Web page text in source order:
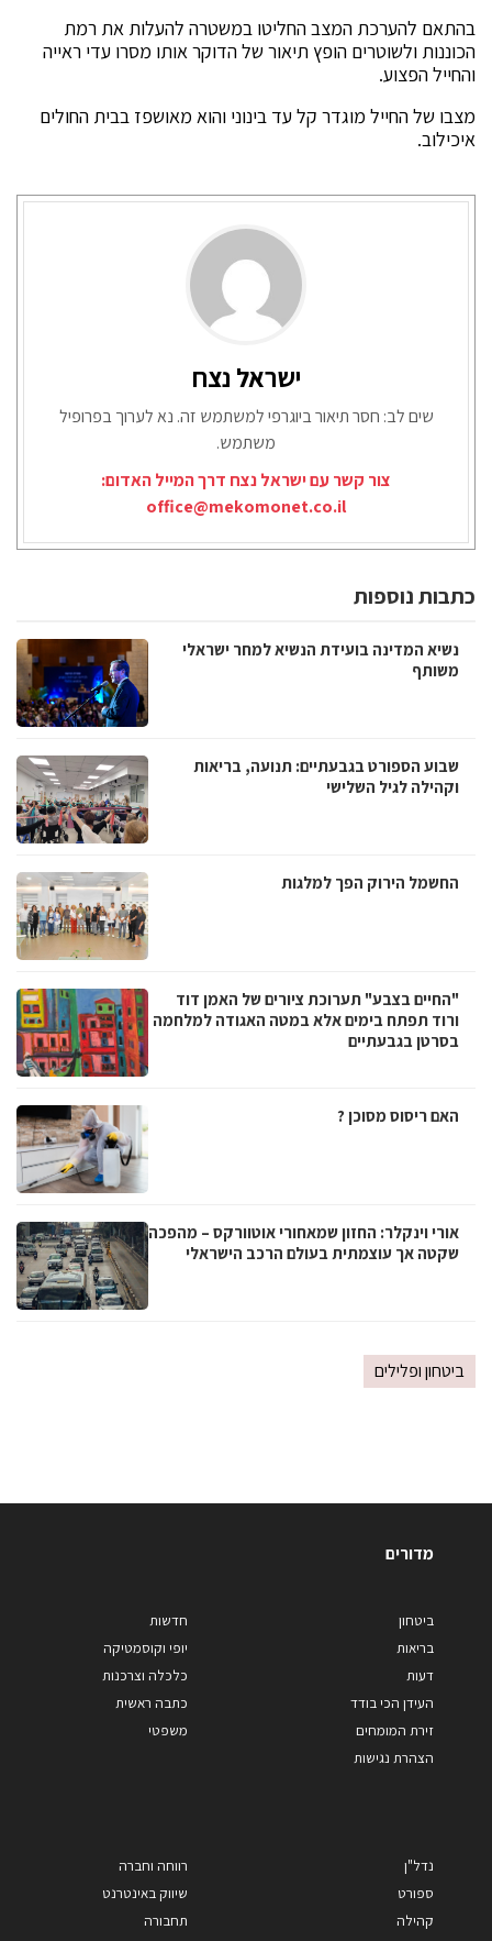
בהתאם להערכת המצב החליטו במשטרה להעלות את רמת
הכוננות ולשוטרים הופץ תיאור של הדוקר אותו מסרו עדי ראייה
והחייל הפצוע.
מצבו של החייל מוגדר קל עד בינוני והוא מאושפז בבית החולים
איכילוב.
ישראל נצח
שים לב: חסר תיאור ביוגרפי למשתמש זה. נא לערוך בפרופיל
משתמש.
צור קשר עם ישראל נצח דרך המייל האדום:
office@mekomonet.co.il
כתבות נוספות
נשיא המדינה בועידת הנשיא למחר ישראלי
משותף
שבוע הספורט בגבעתיים: תנועה, בריאות
וקהילה לגיל השלישי
החשמל הירוק הפך למלגות
"החיים בצבע" תערוכת ציורים של האמן דוד
ורוד תפתח בימים אלא במטה האגודה למלחמה
בסרטן בגבעתיים
האם ריסוס מסוכן ?
אורי וינקלר: החזון שמאחורי אוטוורקס – מהפכה
שקטה אך עוצמתית בעולם הרכב הישראלי
ביטחון ופלילים
מדורים
ביטחון
בריאות
דעות
העידן הכי בודד
זירת המומחים
הצהרת נגישות
חדשות
יופי וקוסמטיקה
כלכלה וצרכנות
כתבה ראשית
משפטי
נדל"ן
ספורט
קהילה
רווחה וחברה
שיווק באינטרנט
תחבורה